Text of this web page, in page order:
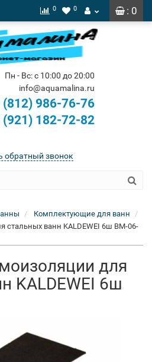
: 0
0 0
Пн - Вс: с 10:00 до 20:00
info@aquamalina.ru
(812) 986-76-76
(921) 182-72-82
обратный звонок
Комплектующие для ванн
ванн KALDEWEI 6ш BM-06-
для
KALDEWEI 6ш